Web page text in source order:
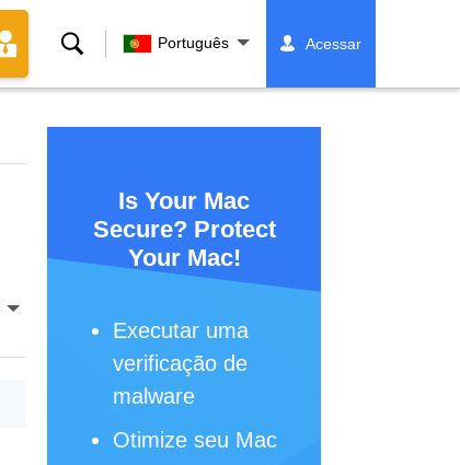
Buscar Português Acessar
Is Your Mac
Secure? Protect
Your Mac!
Executar uma
verificação de
malware
Otimize seu Mac